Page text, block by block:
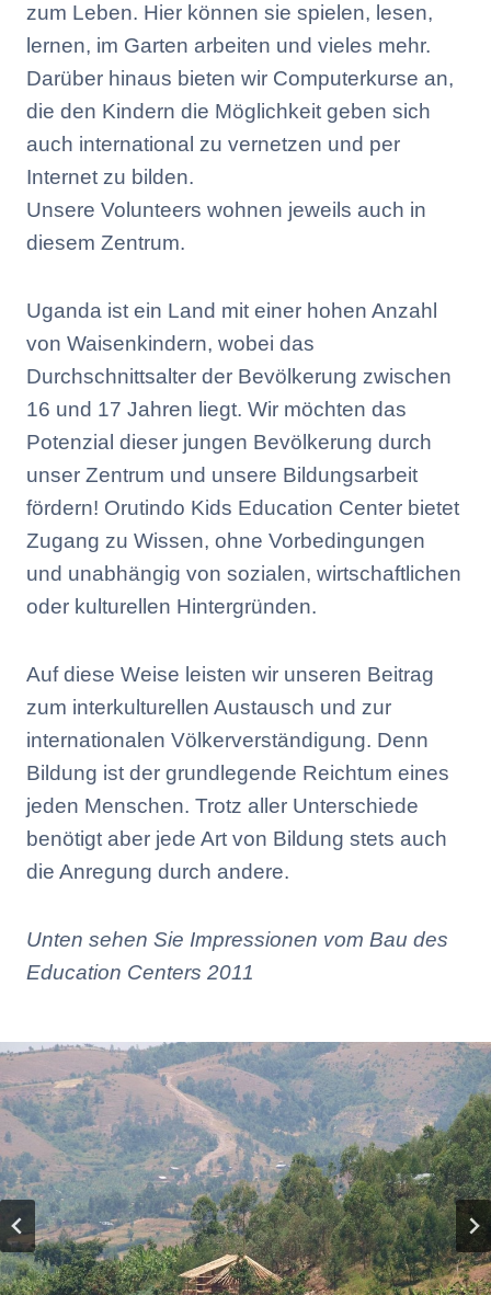
zum Leben. Hier können sie spielen, lesen,
lernen, im Garten arbeiten und vieles mehr.
Darüber hinaus bieten wir Computerkurse an,
die den Kindern die Möglichkeit geben sich
auch international zu vernetzen und per
Internet zu bilden.
Unsere Volunteers wohnen jeweils auch in
diesem Zentrum.
Uganda ist ein Land mit einer hohen Anzahl
von Waisenkindern, wobei das
Durchschnittsalter der Bevölkerung zwischen
16 und 17 Jahren liegt. Wir möchten das
Potenzial dieser jungen Bevölkerung durch
unser Zentrum und unsere Bildungsarbeit
fördern! Orutindo Kids Education Center bietet
Zugang zu Wissen, ohne Vorbedingungen
und unabhängig von sozialen, wirtschaftlichen
oder kulturellen Hintergründen.
Auf diese Weise leisten wir unseren Beitrag
zum interkulturellen Austausch und zur
internationalen Völkerverständigung. Denn
Bildung ist der grundlegende Reichtum eines
jeden Menschen. Trotz aller Unterschiede
benötigt aber jede Art von Bildung stets auch
die Anregung durch andere.
Unten sehen Sie Impressionen vom Bau des
Education Centers 2011